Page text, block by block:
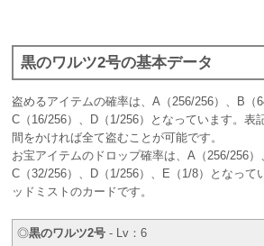
黒のワルツ2号の基本データ
盗めるアイテムの確率は、A（256/256）、B（
C（16/256）、D（1/256）となっています。表
間をかければ全て盗むことが可能です。
お宝アイテムのドロップ確率は、A（256/256）
C（32/256）、D（1/256）、E（1/8）となって
ッドミストのカードです。
◎黒のワルツ2号 - Lv：6